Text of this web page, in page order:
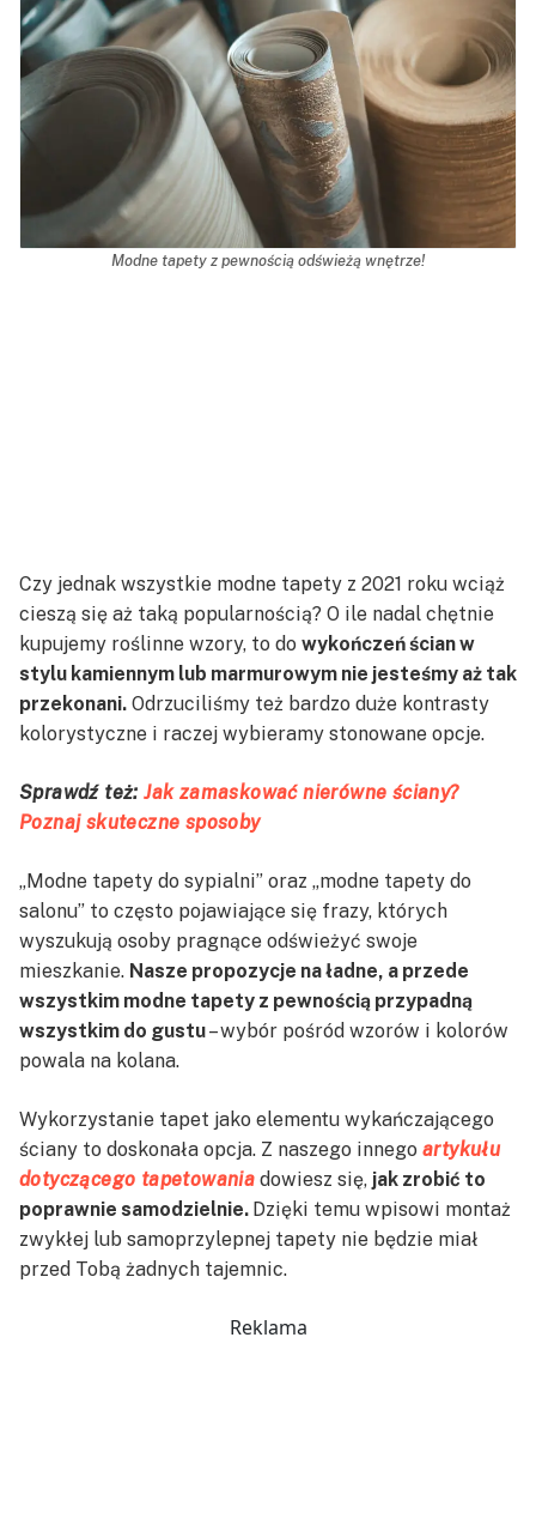
Modne tapety z pewnością odświeżą wnętrze!
Czy jednak wszystkie modne tapety z 2021 roku wciąż
cieszą się aż taką popularnością? O ile nadal chętnie
kupujemy roślinne wzory, to do wykończeń ścian w
stylu kamiennym lub marmurowym nie jesteśmy aż tak
przekonani. Odrzuciliśmy też bardzo duże kontrasty
kolorystyczne i raczej wybieramy stonowane opcje.
Sprawdź też:Jak zamaskować nierówne ściany?
Poznaj skuteczne sposoby
„Modne tapety do sypialni” oraz „modne tapety do
salonu” to często pojawiające się frazy, których
wyszukują osoby pragnące odświeżyć swoje
mieszkanie. Nasze propozycje na ładne, a przede
wszystkim modne tapety z pewnością przypadną
wszystkim do gustu– wybór pośród wzorów i kolorów
powala na kolana.
Wykorzystanie tapet jako elementu wykańczającego
ściany to doskonała opcja. Z naszego innego artykułu
dotyczącego tapetowania dowiesz się, jak zrobić to
poprawnie samodzielnie. Dzięki temu wpisowi montaż
zwykłej lub samoprzylepnej tapety nie będzie miał
przed Tobą żadnych tajemnic.
Reklama